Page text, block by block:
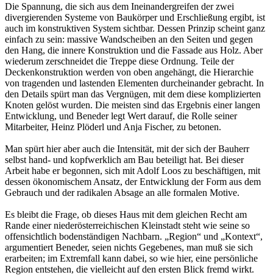
Die Spannung, die sich aus dem Ineinandergreifen der zwei
divergierenden Systeme von Baukörper und Erschließung ergibt, ist
auch im konstruktiven System sichtbar. Dessen Prinzip scheint ganz
einfach zu sein: massive Wandscheiben an den Seiten und gegen
den Hang, die innere Konstruktion und die Fassade aus Holz. Aber
wiederum zerschneidet die Treppe diese Ordnung. Teile der
Deckenkonstruktion werden von oben angehängt, die Hierarchie
von tragenden und lastenden Elementen durcheinander gebracht. In
den Details spürt man das Vergnügen, mit dem diese komplizierten
Knoten gelöst wurden. Die meisten sind das Ergebnis einer langen
Entwicklung, und Beneder legt Wert darauf, die Rolle seiner
Mitarbeiter, Heinz Plöderl und Anja Fischer, zu betonen.
Man spürt hier aber auch die Intensität, mit der sich der Bauherr
selbst hand- und kopfwerklich am Bau beteiligt hat. Bei dieser
Arbeit habe er begonnen, sich mit Adolf Loos zu beschäftigen, mit
dessen ökonomischem Ansatz, der Entwicklung der Form aus dem
Gebrauch und der radikalen Absage an alle formalen Motive.
Es bleibt die Frage, ob dieses Haus mit dem gleichen Recht am
Rande einer niederösterreichischen Kleinstadt steht wie seine so
offensichtlich bodenständigen Nachbarn. „Region“ und „Kontext“,
argumentiert Beneder, seien nichts Gegebenes, man muß sie sich
erarbeiten; im Extremfall kann dabei, so wie hier, eine persönliche
Region entstehen, die vielleicht auf den ersten Blick fremd wirkt.